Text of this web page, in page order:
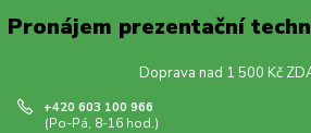
Pronájem prezentační
Doprava nad 1 500 Kč
+420 603 100 966
(Po-Pá, 8-16 hod.)